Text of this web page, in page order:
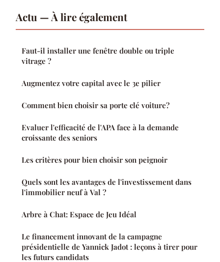
Actu — À lire également
Faut-il installer une fenêtre double ou triple
vitrage ?
Augmentez votre capital avec le 3e pilier
Comment bien choisir sa porte clé voiture?
Evaluer l'efficacité de l'APA face à la demande
croissante des seniors
Les critères pour bien choisir son peignoir
Quels sont les avantages de l'investissement dans
l'immobilier neuf à Val ?
Arbre à Chat: Espace de Jeu Idéal
Le financement innovant de la campagne
présidentielle de Yannick Jadot : leçons à tirer pour
les futurs candidats